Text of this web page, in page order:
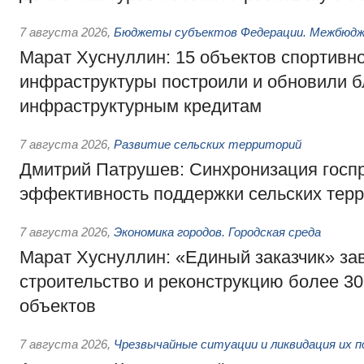
7 августа 2026, Бюджеты субъектов Федерации.
Марат Хуснуллин: 15 объектов
инфраструктуры построили и обновили
инфраструктурным кредитам
7 августа 2026, Развитие сельских территорий
Дмитрий Патрушев: Синхронизация
эффективность поддержки сельских
7 августа 2026, Экономика городов. Городская среда
Марат Хуснуллин: «Единый заказчик»
строительство и реконструкцию более
объектов
7 августа 2026, Чрезвычайные ситуации и ликвидация их